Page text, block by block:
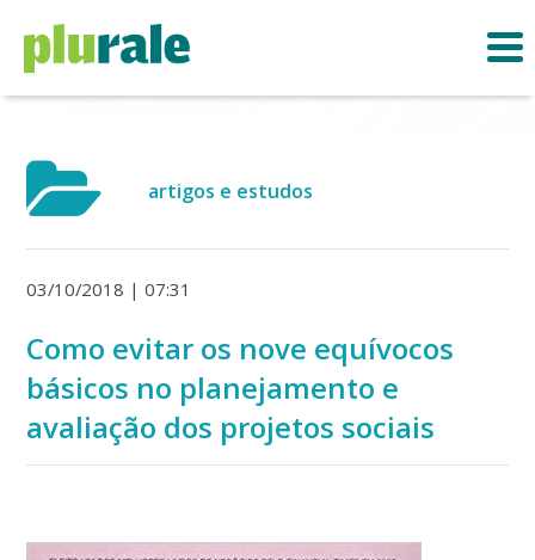
artigos e estudos
03/10/2018 | 07:31
Como evitar os nove equívocos
básicos no planejamento e
avaliação dos projetos sociais